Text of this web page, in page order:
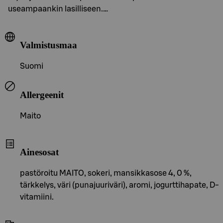
useampaankin lasilliseen.…
Valmistusmaa
Suomi
Allergeenit
Maito
Ainesosat
pastöroitu MAITO, sokeri, mansikkasose 4, 0 %,
tärkkelys, väri (punajuuriväri), aromi, jogurttihapate, D-
vitamiini.